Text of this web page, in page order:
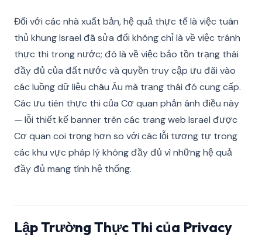
Đối với các nhà xuất bản, hệ quả thực tế là việc tuân
thủ khung Israel đã sửa đổi không chỉ là về việc tránh
thực thi trong nước; đó là về việc bảo tồn trạng thái
đầy đủ của đất nước và quyền truy cập ưu đãi vào
các luồng dữ liệu châu Âu mà trạng thái đó cung cấp.
Các ưu tiên thực thi của Cơ quan phản ánh điều này
— lỗi thiết kế banner trên các trang web Israel được
Cơ quan coi trọng hơn so với các lỗi tương tự trong
các khu vực pháp lý không đầy đủ vì những hệ quả
đầy đủ mang tính hệ thống.
Lập Trường Thực Thi của Privacy